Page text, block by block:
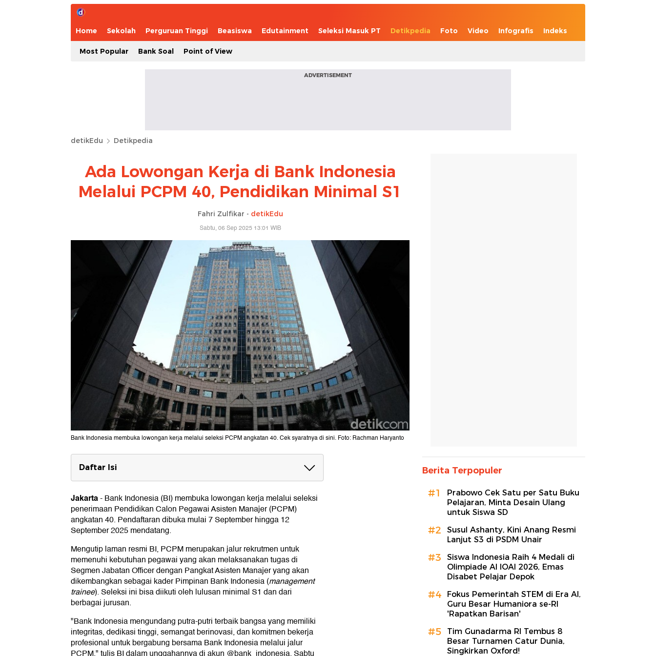
Home Sekolah Perguruan Tinggi Beasiswa Edutainment Seleksi Masuk PT Detikpedia Foto Video Infografis Indeks
Most Popular Bank Soal Point of View
ADVERTISEMENT
detikEdu Detikpedia
Ada Lowongan Kerja di Bank Indonesia
Melalui PCPM 40, Pendidikan Minimal S1
Fahri Zulfikar - detikEdu
Sabtu, 06 Sep 2025 13:01 WIB
Bank Indonesia membuka lowongan kerja melalui seleksi PCPM angkatan 40. Cek syaratnya di sini. Foto: Rachman Haryanto
Daftar Isi
Syarat Seleksi Penerimaan PCPM 40 Bank Indonesia
Jurusan yang Dibutuhkan
Cara Daftar dan Periode
Jakarta-Bank Indonesia (BI) membuka lowongan kerja melalui seleksi
penerimaan Pendidikan Calon Pegawai Asisten Manajer (PCPM)
angkatan 40. Pendaftaran dibuka mulai 7 September hingga 12
September 2025 mendatang.
Mengutip laman resmi BI, PCPM merupakan jalur rekrutmen untuk
memenuhi kebutuhan pegawai yang akan melaksanakan tugas di
Segmen Jabatan Officer dengan Pangkat Asisten Manajer yang akan
dikembangkan sebagai kader Pimpinan Bank Indonesia (management
trainee). Seleksi ini bisa diikuti oleh lulusan minimal S1 dan dari
berbagai jurusan.
"Bank Indonesia mengundang putra-putri terbaik bangsa yang memiliki
integritas, dedikasi tinggi, semangat berinovasi, dan komitmen bekerja
profesional untuk bergabung bersama Bank Indonesia melalui jalur
Berita Terpopuler
#1
Prabowo Cek Satu per Satu Buku
Pelajaran, Minta Desain Ulang
untuk Siswa SD
#2
Susul Ashanty, Kini Anang Resmi
Lanjut S3 di PSDM Unair
#3
Siswa Indonesia Raih 4 Medali di
Olimpiade AI IOAI 2026, Emas
Disabet Pelajar Depok
#4
Fokus Pemerintah STEM di Era AI,
Guru Besar Humaniora se-RI
'Rapatkan Barisan'
#5
Tim Gunadarma RI Tembus 8
Besar Turnamen Catur Dunia,
Singkirkan Oxford!